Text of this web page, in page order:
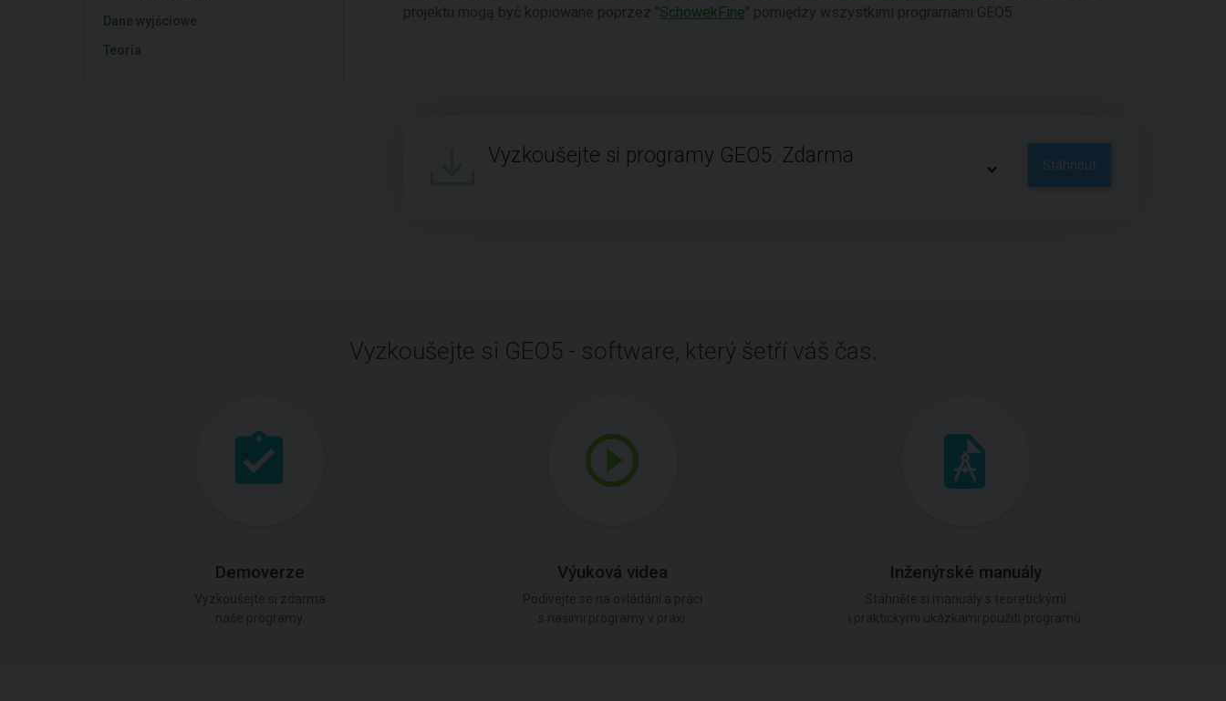
Dane wyjściowe
Teoria
projektu mogą być kopiowane poprzez "SchowekFine" pomiędzy wszystkimi programami GEO5.
Vyzkoušejte si programy GEO5. Zdarma. Stáhnout
Vyzkoušejte si GEO5 - software, který šetří váš čas.
Demoverze Výuková videa Inženýrské manuály